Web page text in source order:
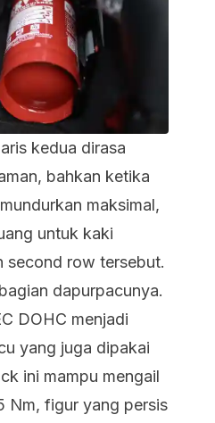
kedua dirasa
bahkan ketika
maksimal,
untuk kaki
second row tersebut.
dapurpacunya.
DOHC menjadi
yang juga dipakai
ini mampu mengail
Nm, figur yang persis